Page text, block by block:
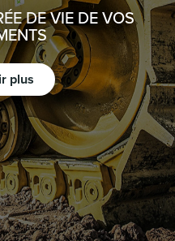
DE VIE DE VOS
plus